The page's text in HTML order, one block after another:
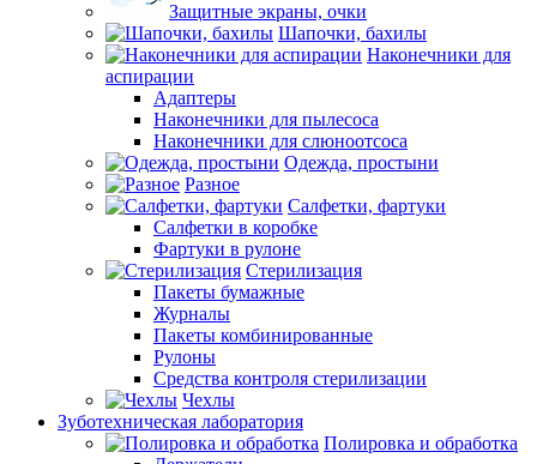
Защитные экраны, очки
Шапочки, бахилы
Наконечники для
аспирации
Адаптеры
Наконечники для пылесоса
Наконечники для слюноотсоса
Одежда, простыни
Разное
Салфетки, фартуки
Салфетки в коробке
Фартуки в рулоне
Стерилизация
Пакеты бумажные
Журналы
Пакеты комбинированные
Рулоны
Средства контроля стерилизации
Чехлы
Зуботехническая лаборатория
Полировка и обработка